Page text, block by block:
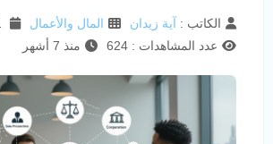
الكاتب : آية زيدان المال والأعمال
عدد المشاهدات : 624
منذ 7 أشهر